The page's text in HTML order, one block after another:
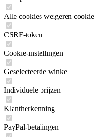
Alle cookies weigeren cookie
CSRF-token
Cookie-instellingen
Geselecteerde winkel
Individuele prijzen
Klantherkenning
PayPal-betalingen